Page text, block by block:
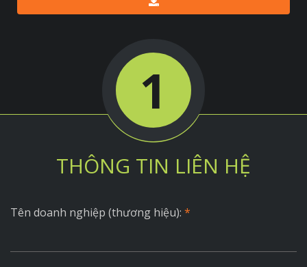
1
THÔNG TIN LIÊN HỆ
Tên doanh nghiệp (thương hiệu): *